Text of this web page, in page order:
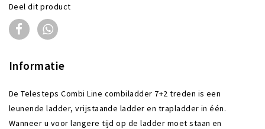
Deel dit product
Informatie
De Telesteps Combi Line combiladder 7+2 treden is een
leunende ladder, vrijstaande ladder en trapladder in één.
Wanneer u voor langere tijd op de ladder moet staan en